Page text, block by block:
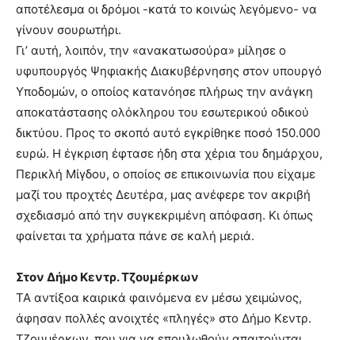
αποτέλεσμα οι δρόμοι -κατά το κοινώς λεγόμενο- να
γίνουν σουρωτήρι.
Γι’ αυτή, λοιπόν, την «ανακατωσούρα» μίλησε ο
υφυπουργός Ψηφιακής Διακυβέρνησης στον υπουργό
Υποδομών, ο οποίος κατανόησε πλήρως την ανάγκη
αποκατάστασης ολόκληρου του εσωτερικού οδικού
δικτύου. Προς το σκοπό αυτό εγκρίθηκε ποσό 150.000
ευρώ. Η έγκριση έφτασε ήδη στα χέρια του δημάρχου,
Περικλή Μίγδου, ο οποίος σε επικοινωνία που είχαμε
μαζί του προχτές Δευτέρα, μας ανέφερε τον ακριβή
σχεδιασμό από την συγκεκριμένη απόφαση. Κι όπως
φαίνεται τα χρήματα πάνε σε καλή μεριά.
Στον Δήμο Κεντρ. Τζουμέρκων
ΤΑ αντίξοα καιρικά φαινόμενα εν μέσω χειμώνος,
άφησαν πολλές ανοιχτές «πληγές» στο Δήμο Κεντρ.